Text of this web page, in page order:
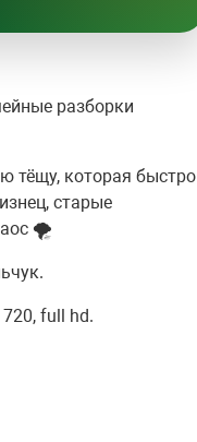
разборки
тёщу, которая быстро
старые
🌪️
full hd.